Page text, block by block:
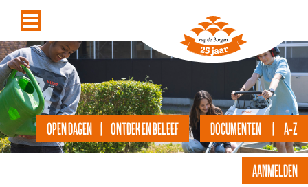
DOCUMENTEN | A-Z
OPEN DAGEN | ONTDEK EN BELEEF
AANMELDEN